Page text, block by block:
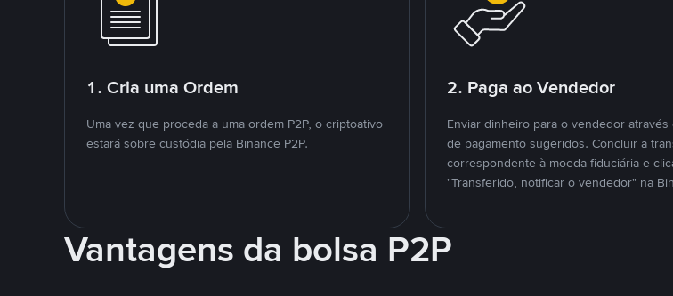
1. Cria uma Ordem
Uma vez que proceda a uma ordem P2P, o criptoativo
estará sobre custódia pela Binance P2P.
2. Paga ao Vendedor
Enviar dinheiro para o vendedor através
de pagamento sugeridos. Concluir a
correspondente à moeda fiduciária e
"Transferido, notificar o vendedor" na
Vantagens da bolsa P2P